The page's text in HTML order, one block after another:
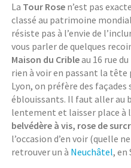
La Tour Rose n’est pas
classé au patrimoine
résiste pas à l’envie de
vous parler de quelques
Maison du Cribleau 16 rue du
rien à voir en passant la tête
Lyon, on préfère des
éblouissants. Il faut aller au
lentement et laisser place à
belvédère à vis, rose de
l’occasion d’en voir (quelle
retrouver un à Neuchâtel, en